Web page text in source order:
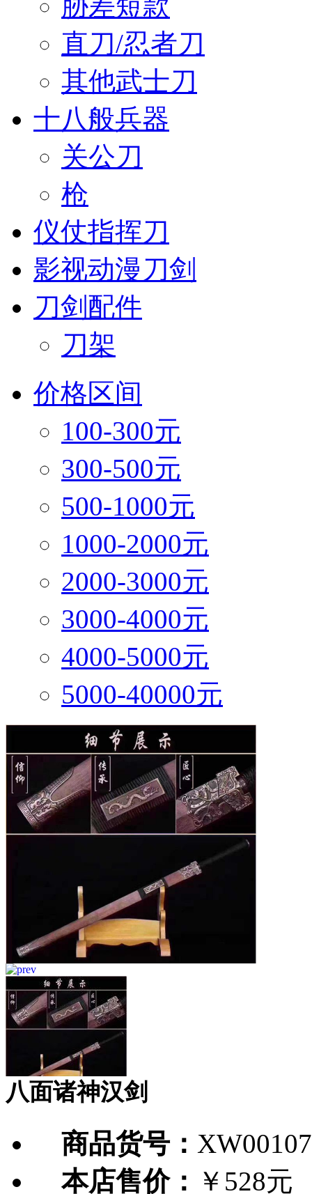
直刀/忍者刀
其他武士刀
十八般兵器
关公刀
枪
仪仗指挥刀
影视动漫刀剑
刀剑配件
刀架
价格区间
100-300元
300-500元
500-1000元
1000-2000元
2000-3000元
3000-4000元
4000-5000元
5000-40000元
八面诸神汉剑
商品货号：
本店售价： ￥528元